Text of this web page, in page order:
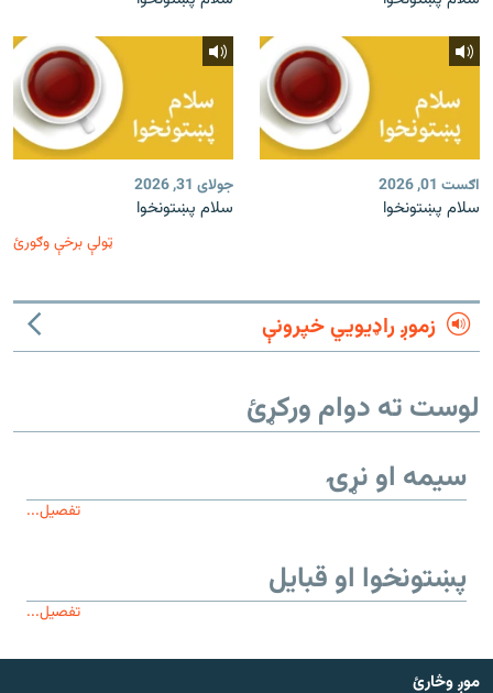
اګست 01, 2026
سلام پښتونخوا
جولای 31, 2026
سلام پښتونخوا
ټولې برخې وګورئ
زموږ راډیويي خپرونې
لوست ته دوام ورکړئ
سیمه او نړۍ
تفصیل...
پښتونخوا او قبایل
تفصیل...
موږ وڅارئ